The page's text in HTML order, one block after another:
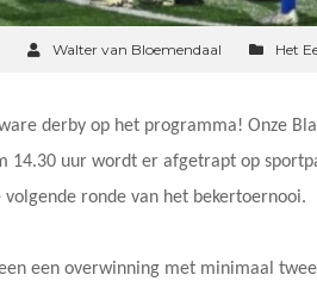
Walter van Bloemendaal Het
derby op het programma! Onze
14.30 uur wordt er afgetrapt op
ronde van het bekertoernooi.
een overwinning met minimaal